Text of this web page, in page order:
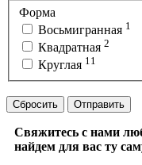
Форма
Восьмигранная 1
Квадратная 2
Круглая 11
Сбросить Отправить
Свяжитесь с нами
найдем для вас ту